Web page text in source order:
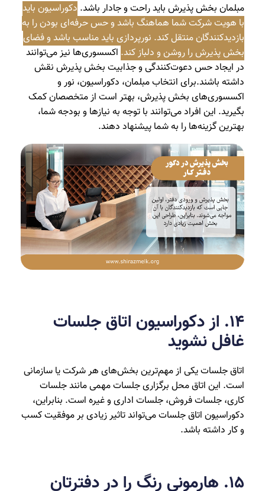
مبلمان بخش پذیرش باید راحت و جادار باشد. دکوراسیون باید
با هویت شرکت شما هماهنگ باشد و حس حرفه‌ای بودن را به
بازدیدکنندگان منتقل کند. نورپردازی باید مناسب باشد و فضای
بخش پذیرش را روشن و دلباز کند. اکسسوری‌ها نیز می‌توانند
در ایجاد حس دعوت‌کنندگی و جذابیت بخش پذیرش نقش
داشته باشند.برای انتخاب مبلمان، دکوراسیون، نور و
اکسسوری‌های بخش پذیرش، بهتر است از متخصصان کمک
بگیرید. این افراد می‌توانند با توجه به نیازها و بودجه شما،
بهترین گزینه‌ها را به شما پیشنهاد دهند.
۱4. از دکوراسیون اتاق جلسات
غافل نشوید
اتاق جلسات یکی از مهم‌ترین بخش‌های هر شرکت یا سازمانی
است. این اتاق محل برگزاری جلسات مهمی مانند جلسات
کاری، جلسات فروش، جلسات اداری و غیره است. بنابراین،
دکوراسیون اتاق جلسات می‌تواند تاثیر زیادی بر موفقیت کسب
و کار داشته باشد.
۱5. هارمونی رنگ را در دفترتان